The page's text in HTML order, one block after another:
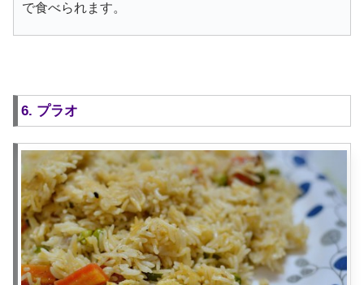
で食べられます。
6. プラオ